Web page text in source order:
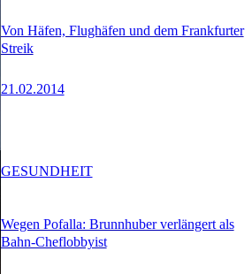
Von Häfen, Flughäfen und dem Frankfurter
Streik
21.02.2014
Wegen Pofalla: Brunnhuber verlängert als
Bahn-Cheflobbyist
GESUNDHEIT